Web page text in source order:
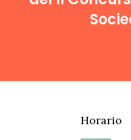
Horario